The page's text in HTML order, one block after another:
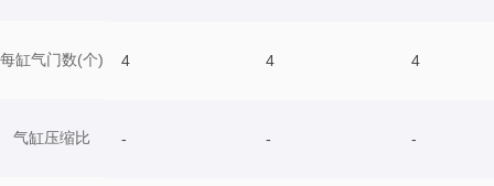
每缸气门数(个)
气缸压缩比
4 4 4
- - -